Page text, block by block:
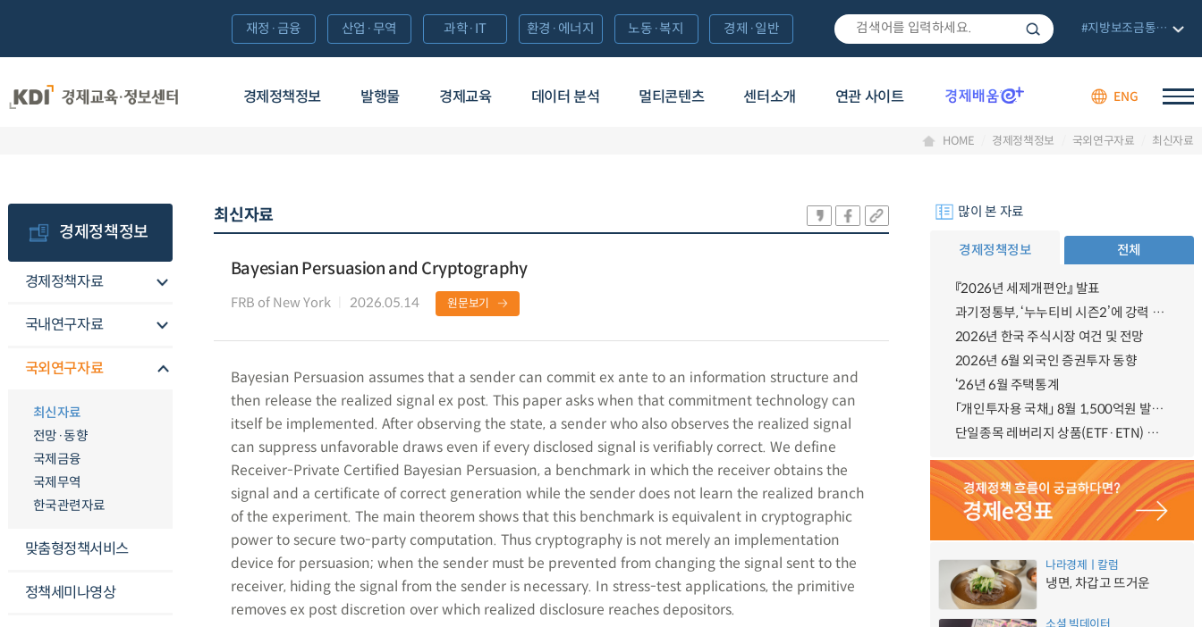
경제정책정보 발행물 경제교육 데이터 분석 멀티콘텐츠 센터소개 연관 사이트 ENG
재정·금융 산업·무역 과학·IT 환경·에너지 노동·복지 경제·일반 #지방보조금통합관리망
HOME 경제정책정보 국외연구자료 최신자료
경제정책정보
경제정책자료
국내연구자료
국외연구자료
최신자료
전망·동향
국제금융
국제무역
한국관련자료
맞춤형정책서비스
정책세미나영상
최신자료
Bayesian Persuasion and Cryptography
FRB of New York 2026.05.14 원문보기
Bayesian Persuasion assumes that a sender can commit ex ante to an information structure and
then release the realized signal ex post. This paper asks when that commitment technology can
itself be implemented. After observing the state, a sender who also observes the realized signal
can suppress unfavorable draws even if every disclosed signal is verifiably correct. We define
Receiver-Private Certified Bayesian Persuasion, a benchmark in which the receiver obtains the
signal and a certificate of correct generation while the sender does not learn the realized branch
of the experiment. The main theorem shows that this benchmark is equivalent in cryptographic
power to secure two-party computation. Thus cryptography is not merely an implementation
device for persuasion; when the sender must be prevented from changing the signal sent to the
receiver, hiding the signal from the sender is necessary. In stress-test applications, the primitive
removes ex post discretion over which realized disclosure reaches depositors.
많이 본 자료
경제정책정보 전체
『2026년 세제개편안』 발표
과기정통부, ‘누누티비 시즌2’에 강력 대응 의지 밝혀
2026년 한국 주식시장 여건 및 전망
2026년 6월 외국인 증권투자 동향
‘26년 6월 주택통계
「개인투자용 국채」 8월 1,500억원 발행 예정
단일종목 레버리지 상품(ETF·ETN) 기본예탁금 강화 조기시행 방안 안내
나라경제ㅣ칼럼
냉면, 차갑고 뜨거운